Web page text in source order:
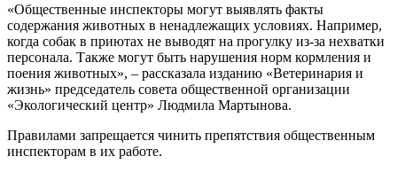
«Общественные инспекторы могут выявлять факты
содержания животных в ненадлежащих условиях. Например,
когда собак в приютах не выводят на прогулку из-за нехватки
персонала. Также могут быть нарушения норм кормления и
поения животных», – рассказала изданию «Ветеринария и
жизнь» председатель совета общественной организации
«Экологический центр» Людмила Мартынова.
Правилами запрещается чинить препятствия общественным
инспекторам в их работе.